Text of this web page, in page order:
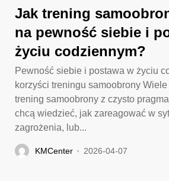
Jak trening
na pewność siebie i
życiu codziennym?
Pewność siebie i postawa w życiu
korzyści treningu samoobrony
trening samoobrony z czysto
chcą wiedzieć, jak zareagować w
zagrożenia, lub...
KMCenter 2026-04-07